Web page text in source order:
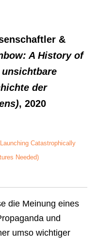
&
A History of
der
, 2020
Catastrophically
Needed)
die Meinung eines
und
umso wichtiger